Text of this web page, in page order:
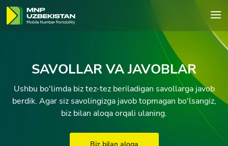
SAVOLLAR VA JAVOBLAR
Ushbu bo'limda biz tez-tez beriladigan savollarga javob
berdik. Agar siz savolingizga javob topmagan bo'lsangiz,
biz bilan aloqa orqali ulaning.